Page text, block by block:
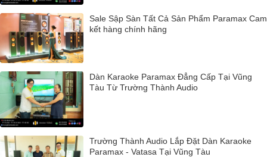
Sale Sập Sàn Tất Cả Sản Phẩm Paramax Cam
kết hàng chính hãng
Dàn Karaoke Paramax Đẳng Cấp Tại Vũng
Tàu Từ Trường Thành Audio
Trường Thành Audio Lắp Đặt Dàn Karaoke
Paramax - Vatasa Tại Vũng Tàu